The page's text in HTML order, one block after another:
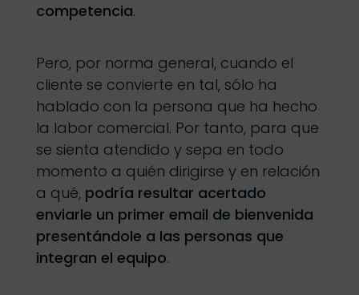
competencia.
Pero, por norma general, cuando el
cliente se convierte en tal, sólo ha
hablado con la persona que ha hecho
la labor comercial. Por tanto, para que
se sienta atendido y sepa en todo
momento a quién dirigirse y en relación
a qué, podría resultar acertado
enviarle un primer email de bienvenida
presentándole a las personas que
integran el equipo.